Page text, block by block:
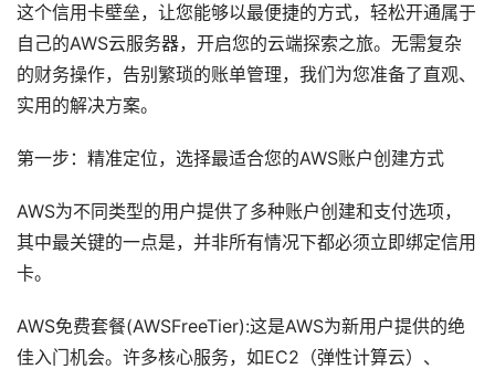
这个信用卡壁垒，让您能够以最便捷的方式，轻松开通属于
自己的AWS云服务器，开启您的云端探索之旅。无需复杂
的财务操作，告别繁琐的账单管理，我们为您准备了直观、
实用的解决方案。
第一步：精准定位，选择最适合您的AWS账户创建方式
AWS为不同类型的用户提供了多种账户创建和支付选项，
其中最关键的一点是，并非所有情况下都必须立即绑定信用
卡。
AWS免费套餐(AWSFreeTier):这是AWS为新用户提供的绝
佳入门机会。许多核心服务，如EC2（弹性计算云）、